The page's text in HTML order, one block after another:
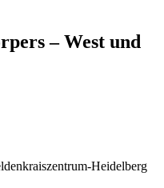
– West und
Heidelberg